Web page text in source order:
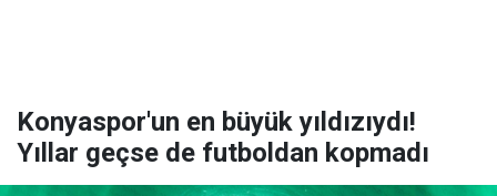
Konyaspor'un en büyük yıldızıydı!
Yıllar geçse de futboldan kopmadı